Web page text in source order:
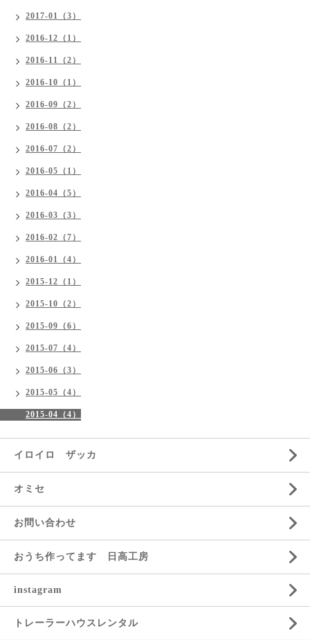
2017-01（3）
2016-12（1）
2016-11（2）
2016-10（1）
2016-09（2）
2016-08（2）
2016-07（2）
2016-05（1）
2016-04（5）
2016-03（3）
2016-02（7）
2016-01（4）
2015-12（1）
2015-10（2）
2015-09（6）
2015-07（4）
2015-06（3）
2015-05（4）
2015-04（4）
イロイロ ザッカ
オミセ
お問い合わせ
おうち作ってます 日高工房
instagram
トレーラーハウスレンタル